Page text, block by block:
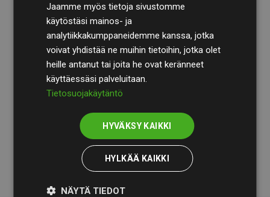
TilintarkastusyhtiöBDOkäy säännöllisesti läpi
laskelmamme ja menetelmämme varmistaakseen
läpinäkyvyyden ja luotettavuuden.
Heidän tarkastuksensa osoittavat, että investoinnit
ilmastohankkeisiin kompensoivat keskimäärin
arvioiduista CO₂-päästöistä
jäsenverkkosivustoilla –
selkeä todiste toimintatapamme todellisesta
Jaamme myös tietoja sivustomme
käytöstäsi mainos- ja
analytiikkakumppaneidemme kanssa, jotka
voivat yhdistää ne muihin tietoihin, jotka olet
heille antanut tai joita he ovat keränneet
käyttäessäsi palveluitaan.
Tietosuojakäytäntö
HYVÄKSY KAIKKI
HYLKÄÄ KAIKKI
NÄYTÄ TIEDOT